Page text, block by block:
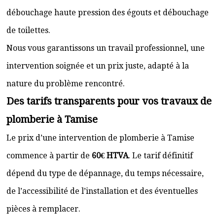
débouchage haute pression des égouts et débouchage
de toilettes.
Nous vous garantissons un travail professionnel, une
intervention soignée et un prix juste, adapté à la
nature du problème rencontré.
Des tarifs transparents pour vos travaux de
plomberie à Tamise
Le prix d’une intervention de plomberie à Tamise
commence à partir de 60€ HTVA. Le tarif définitif
dépend du type de dépannage, du temps nécessaire,
de l’accessibilité de l’installation et des éventuelles
pièces à remplacer.